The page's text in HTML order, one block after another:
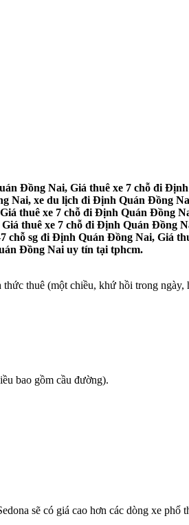
Đồng Nai, Giá thuê xe 7 chỗ đi
Nai, xe du lịch đi Định Quán Đồng
thuê xe 7 chỗ đi Định Quán Đồng
thuê xe 7 chỗ đi Định Quán Đồng
sg đi Định Quán Đồng Nai, Giá
Đồng Nai uy tín tại tphcm.
thuê (một chiều, khứ hồi trong ngày,
bao gồm cầu đường).
sẽ có giá cao hơn các dòng xe phổ